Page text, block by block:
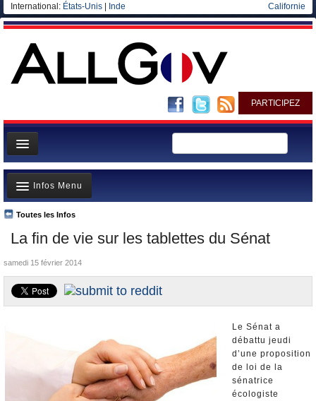
International: États-Unis Inde Californie
PARTICIPEZ
Page d'accueil
Infos
Gouvernement
Ministères/Directions
Blog
Elections européennes
La fin de vie sur les tablettes du Sénat
Toutes les Infos
Infos Menu
A la Une
Polémiques
Où va l’argent?
La France et le Monde
Elections européennes
samedi 15 février 2014
Le Sénat a
débattu jeudi
d’une proposition
de loi de la
sénatrice
écologiste